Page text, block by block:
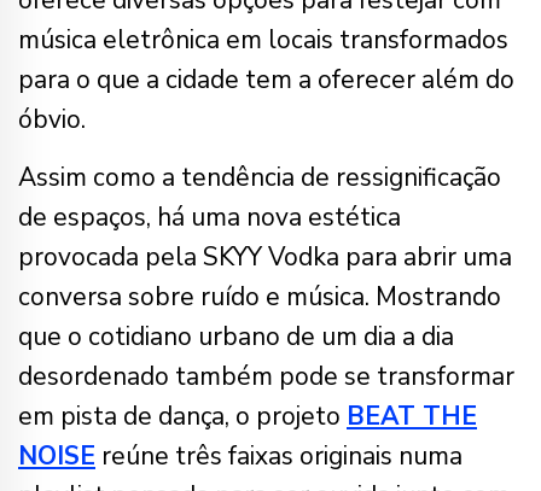
música eletrônica em locais transformados
para o que a cidade tem a oferecer além do
óbvio.
Assim como a tendência de ressignificação
de espaços, há uma nova estética
provocada pela SKYY Vodka para abrir uma
conversa sobre ruído e música. Mostrando
que o cotidiano urbano de um dia a dia
desordenado também pode se transformar
em pista de dança, o projeto BEAT THE
NOISE reúne três faixas originais numa